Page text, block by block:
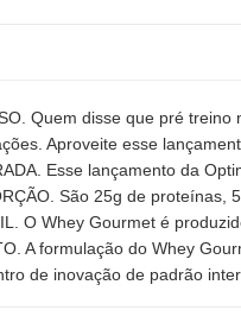
Quem disse que pré
Aproveite esse
Esse lançamento da
São 25g de proteínas,
O Whey Gourmet é
A formulação do Whey
de inovação de padrão